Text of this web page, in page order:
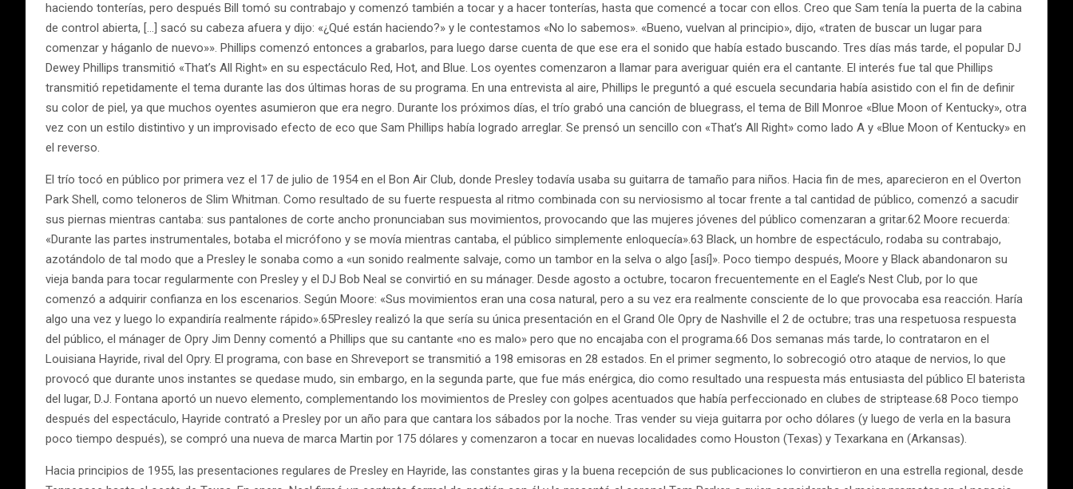
haciendo tonterías, pero después Bill tomó su contrabajo y comenzó también a tocar y a hacer tonterías, hasta que comencé a tocar con ellos. Creo que Sam tenía la puerta de la cabina
de control abierta, […] sacó su cabeza afuera y dijo: «¿Qué están haciendo?» y le contestamos «No lo sabemos». «Bueno, vuelvan al principio», dijo, «traten de buscar un lugar para
comenzar y háganlo de nuevo»». Phillips comenzó entonces a grabarlos, para luego darse cuenta de que ese era el sonido que había estado buscando. Tres días más tarde, el popular DJ
Dewey Phillips transmitió «That’s All Right» en su espectáculo Red, Hot, and Blue. Los oyentes comenzaron a llamar para averiguar quién era el cantante. El interés fue tal que Phillips
transmitió repetidamente el tema durante las dos últimas horas de su programa. En una entrevista al aire, Phillips le preguntó a qué escuela secundaria había asistido con el fin de definir
su color de piel, ya que muchos oyentes asumieron que era negro. Durante los próximos días, el trío grabó una canción de bluegrass, el tema de Bill Monroe «Blue Moon of Kentucky», otra
vez con un estilo distintivo y un improvisado efecto de eco que Sam Phillips había logrado arreglar. Se prensó un sencillo con «That’s All Right» como lado A y «Blue Moon of Kentucky» en
el reverso.
El trío tocó en público por primera vez el 17 de julio de 1954 en el Bon Air Club, donde Presley todavía usaba su guitarra de tamaño para niños. Hacia fin de mes, aparecieron en el Overton
Park Shell, como teloneros de Slim Whitman. Como resultado de su fuerte respuesta al ritmo combinada con su nerviosismo al tocar frente a tal cantidad de público, comenzó a sacudir
sus piernas mientras cantaba: sus pantalones de corte ancho pronunciaban sus movimientos, provocando que las mujeres jóvenes del público comenzaran a gritar.62 Moore recuerda:
«Durante las partes instrumentales, botaba el micrófono y se movía mientras cantaba, el público simplemente enloquecía».63 Black, un hombre de espectáculo, rodaba su contrabajo,
azotándolo de tal modo que a Presley le sonaba como a «un sonido realmente salvaje, como un tambor en la selva o algo [así]». Poco tiempo después, Moore y Black abandonaron su
vieja banda para tocar regularmente con Presley y el DJ Bob Neal se convirtió en su mánager. Desde agosto a octubre, tocaron frecuentemente en el Eagle’s Nest Club, por lo que
comenzó a adquirir confianza en los escenarios. Según Moore: «Sus movimientos eran una cosa natural, pero a su vez era realmente consciente de lo que provocaba esa reacción. Haría
algo una vez y luego lo expandiría realmente rápido».65Presley realizó la que sería su única presentación en el Grand Ole Opry de Nashville el 2 de octubre; tras una respetuosa respuesta
del público, el mánager de Opry Jim Denny comentó a Phillips que su cantante «no es malo» pero que no encajaba con el programa.66 Dos semanas más tarde, lo contrataron en el
Louisiana Hayride, rival del Opry. El programa, con base en Shreveport se transmitió a 198 emisoras en 28 estados. En el primer segmento, lo sobrecogió otro ataque de nervios, lo que
provocó que durante unos instantes se quedase mudo, sin embargo, en la segunda parte, que fue más enérgica, dio como resultado una respuesta más entusiasta del público El baterista
del lugar, D.J. Fontana aportó un nuevo elemento, complementando los movimientos de Presley con golpes acentuados que había perfeccionado en clubes de striptease.68 Poco tiempo
después del espectáculo, Hayride contrató a Presley por un año para que cantara los sábados por la noche. Tras vender su vieja guitarra por ocho dólares (y luego de verla en la basura
poco tiempo después), se compró una nueva de marca Martin por 175 dólares y comenzaron a tocar en nuevas localidades como Houston (Texas) y Texarkana en (Arkansas).
Hacia principios de 1955, las presentaciones regulares de Presley en Hayride, las constantes giras y la buena recepción de sus publicaciones lo convirtieron en una estrella regional, desde